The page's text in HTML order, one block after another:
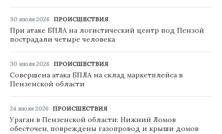
30 июля 2026 ПРОИСШЕСТВИЯ
При атаке БПЛА на логистический центр под Пензой
пострадали четыре человека
30 июля 2026 ПРОИСШЕСТВИЯ
Совершена атака БПЛА на склад маркетплейса в
Пензенской области
24 июля 2026 ПРОИСШЕСТВИЯ
Ураган в Пензенской области: Нижний Ломов
обесточен, повреждены газопровод и крыши домов